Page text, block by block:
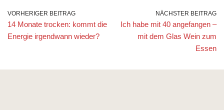
VORHERIGER BEITRAG
14 Monate trocken: kommt die
Energie irgendwann wieder?
NÄCHSTER BEITRAG
Ich habe mit 40 angefangen –
mit dem Glas Wein zum
Essen